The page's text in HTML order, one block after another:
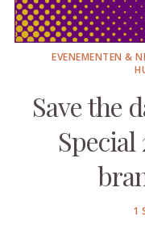
EVENEMENTEN &
Save the
Special
1